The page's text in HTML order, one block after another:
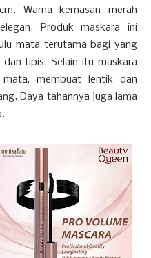
Warna kemasan merah
Produk maskara ini
mata terutama bagi yang
tipis. Selain itu maskara
membuat lentik dan
Daya tahannya juga lama